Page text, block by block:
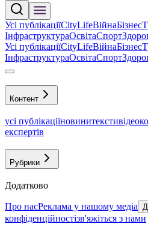
Усі публікаціїCityLifeВійнаБізнес
ІнфраструктураОсвітаСпорт
Усі публікаціїCityLifeВійнаБізнес
ІнфраструктураОсвітаСпорт
Контент
усі публікаціїновинитекстивідео
експертів
Рубрики
Додатково
Про насРеклама у нашому медіа
конфіденційностізв'яжіться з нами